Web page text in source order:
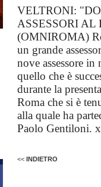
VELTRONI:
ASSESSORI
(OMNIROMA)
un grande
nove assessore
quello che è
durante la
Roma che si è
alla quale ha
Paolo Gentiloni.
<< INDIETRO